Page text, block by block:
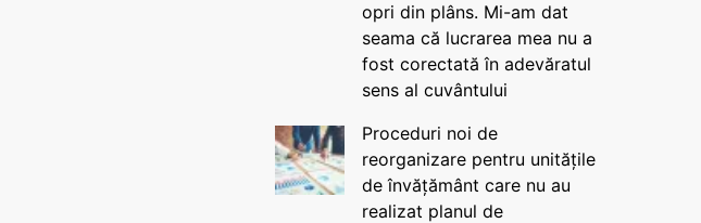
opri din plâns. Mi-am dat
seama că lucrarea mea nu a
fost corectată în adevăratul
sens al cuvântului
Proceduri noi de
reorganizare pentru unitățile
de învățământ care nu au
realizat planul de